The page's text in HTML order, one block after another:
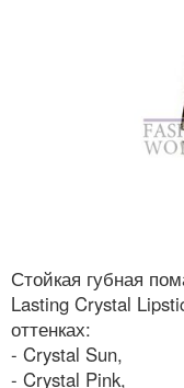
Стойкая губная
Lasting Crystal
оттенках:
- Crystal Sun,
- Crystal Pink,